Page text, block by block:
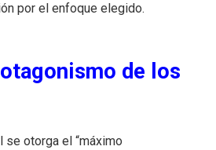
por el enfoque elegido.
de los
se otorga el “máximo